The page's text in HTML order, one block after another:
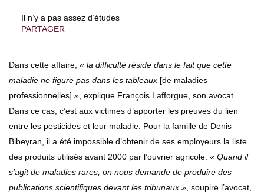
Il n’y a pas assez d’études
PARTAGER
Dans cette affaire, « la difficulté réside dans le fait que cette
maladie ne figure pas dans les tableaux [de maladies
professionnelles] » , explique François Lafforgue, son avocat.
Dans ce cas, c’est aux victimes d’apporter les preuves du lien
entre les pesticides et leur maladie. Pour la famille de Denis
Bibeyran, il a été impossible d’obtenir de ses employeurs la liste
des produits utilisés avant 2000 par l’ouvrier agricole. « Quand il
s’agit de maladies rares, on nous demande de produire des
publications scientifiques devant les tribunaux » , soupire l’avocat,